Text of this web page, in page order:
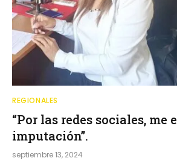
REGIONALES
“Por las redes sociales, me
imputación”.
septiembre 13, 2024